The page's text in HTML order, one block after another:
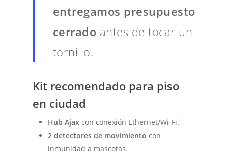
entregamos presupuesto
cerrado antes de tocar un
tornillo.
Kit recomendado para piso
en ciudad
Hub Ajax con conexión Ethernet/Wi-Fi.
2 detectores de movimiento con
inmunidad a mascotas.